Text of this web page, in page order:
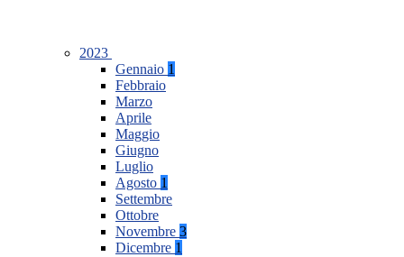
2023
Gennaio 1
Febbraio
Marzo
Aprile
Maggio
Giugno
Luglio
Agosto 1
Settembre
Ottobre
Novembre 3
Dicembre 1